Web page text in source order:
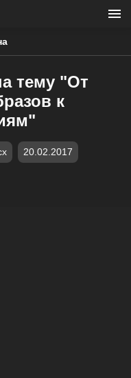
тему "От
к
20.02.2017